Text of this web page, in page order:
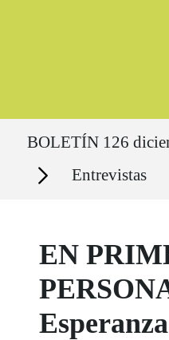
BOLETÍN 126
Secciones Entrevistas
EN